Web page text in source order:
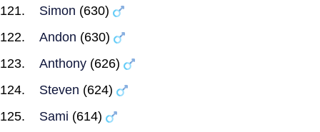
Simon (630)
Andon (630)
Anthony (626)
Steven (624)
Sami (614)